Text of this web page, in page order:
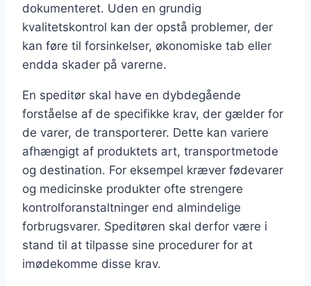
dokumenteret. Uden en grundig
kvalitetskontrol kan der opstå problemer, der
kan føre til forsinkelser, økonomiske tab eller
endda skader på varerne.
En speditør skal have en dybdegående
forståelse af de specifikke krav, der gælder for
de varer, de transporterer. Dette kan variere
afhængigt af produktets art, transportmetode
og destination. For eksempel kræver fødevarer
og medicinske produkter ofte strengere
kontrolforanstaltninger end almindelige
forbrugsvarer. Speditøren skal derfor være i
stand til at tilpasse sine procedurer for at
imødekomme disse krav.